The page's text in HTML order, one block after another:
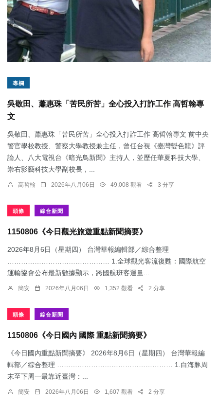
專欄
吳敬田、蕭惠珠「苦民所苦」全心投入打詐工作 高哲翰專
文
吳敬田、蕭惠珠「苦民所苦」全心投入打詐工作 高哲翰專文 前中央
警官學校教授、警察大學教授兼主任，曾任台視《臺灣變色龍》評
論人、八大電視台《暗光鳥新聞》主持人，並歷任華夏科技大學、
崇右影藝科技大學副校長，...
高哲翰 2026年八月06日 49,008 觀看 3 分享
頭條 綜合新聞
1150806《今日觀光旅遊重點新聞摘要》
2026年8月6日（星期四） 台灣華報編輯部／綜合整理
……………………………………… 1.​全球觀光客流復甦：國際航空
運輸協會公布最新數據顯示，跨國航班客運量...
簡安 2026年八月06日 1,352 觀看 2 分享
頭條 綜合新聞
1150806《今日國內 國際 重點新聞摘要》
《今日國內重點新聞摘要》 2026年8月6日（星期四） 台灣華報編
輯部／綜合整理 …………………………………………… 1.​白海豚周
末至下周一最靠近臺灣：...
簡安 2026年八月06日 1,607 觀看 2 分享